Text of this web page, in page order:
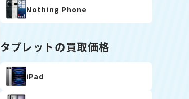
Nothing Phone
タブレットの買取価格
iPad